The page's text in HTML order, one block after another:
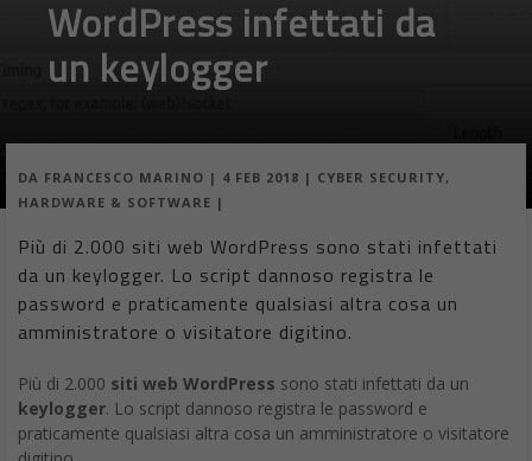
Samsung Galaxy X tutto
ciò che sappiamo sullo
|
Il Samsung Galaxy X pieghevole è in uscita già nel
2018. Due schermi Oled uniti per lo smartphone dalle
[et_pb_section bb_built=”1″ admin_label=”section”][et_pb_row
admin_label=”row”][et_pb_column type=”4_4″][et_pb_text
admin_label=”Text” background_layout=”light”